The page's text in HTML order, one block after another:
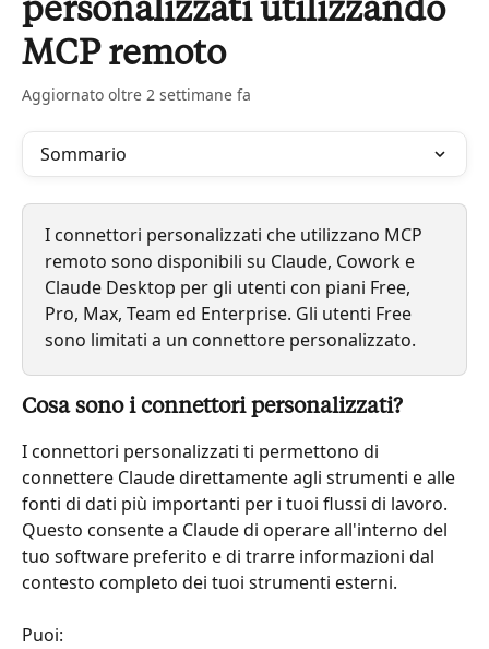
personalizzati utilizzando
MCP remoto
Aggiornato oltre 2 settimane fa
Sommario
I connettori personalizzati che utilizzano MCP
remoto sono disponibili su Claude, Cowork e
Claude Desktop per gli utenti con piani Free,
Pro, Max, Team ed Enterprise. Gli utenti Free
sono limitati a un connettore personalizzato.
Cosa sono i connettori personalizzati?
I connettori personalizzati ti permettono di
connettere Claude direttamente agli strumenti e alle
fonti di dati più importanti per i tuoi flussi di lavoro.
Questo consente a Claude di operare all'interno del
tuo software preferito e di trarre informazioni dal
contesto completo dei tuoi strumenti esterni.
Puoi: